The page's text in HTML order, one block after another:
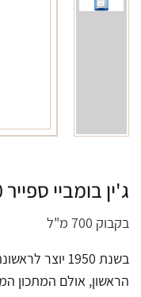
ג'ין בומביי ספייר 700 מ"ל
בקבוק 700 מ"ל
הראשון, אולם המתכון